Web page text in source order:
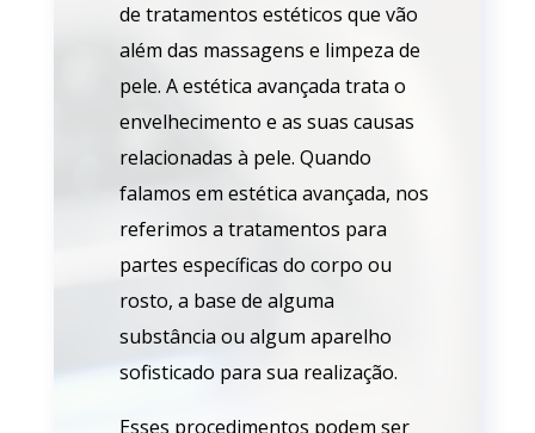
de tratamentos estéticos que vão
além das massagens e limpeza de
pele. A estética avançada trata o
envelhecimento e as suas causas
relacionadas à pele. Quando
falamos em estética avançada, nos
referimos a tratamentos para
partes específicas do corpo ou
rosto, a base de alguma
substância ou algum aparelho
sofisticado para sua realização.
Esses procedimentos podem ser